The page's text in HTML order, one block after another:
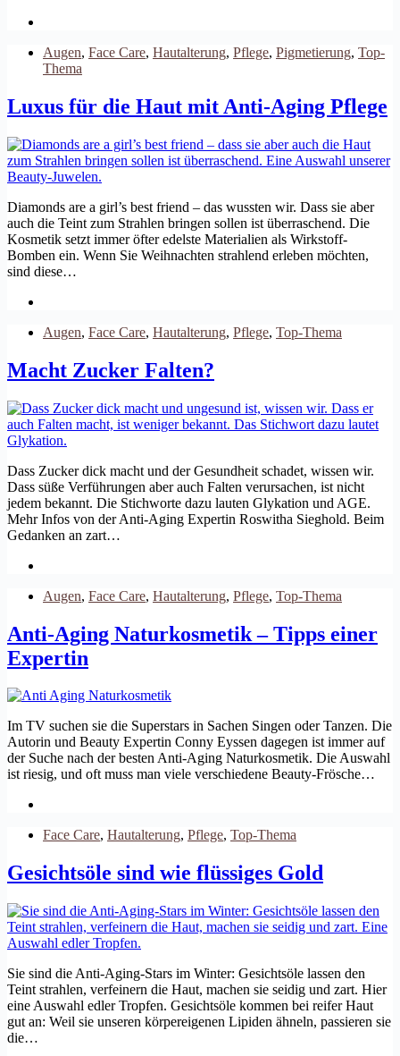
Augen, Face Care, Hautalterung, Pflege, Pigmetierung, Top-
Thema
Luxus für die Haut mit Anti-Aging Pflege
Diamonds are a girl’s best friend – das wussten wir. Dass sie aber
auch die Teint zum Strahlen bringen sollen ist überraschend. Die
Kosmetik setzt immer öfter edelste Materialien als Wirkstoff-
Bomben ein. Wenn Sie Weihnachten strahlend erleben möchten,
sind diese…
Augen, Face Care, Hautalterung, Pflege, Top-Thema
Macht Zucker Falten?
Dass Zucker dick macht und der Gesundheit schadet, wissen wir.
Dass süße Verführungen aber auch Falten verursachen, ist nicht
jedem bekannt. Die Stichworte dazu lauten Glykation und AGE.
Mehr Infos von der Anti-Aging Expertin Roswitha Sieghold. Beim
Gedanken an zart…
Augen, Face Care, Hautalterung, Pflege, Top-Thema
Anti-Aging Naturkosmetik – Tipps einer
Expertin
Im TV suchen sie die Superstars in Sachen Singen oder Tanzen. Die
Autorin und Beauty Expertin Conny Eyssen dagegen ist immer auf
der Suche nach der besten Anti-Aging Naturkosmetik. Die Auswahl
ist riesig, und oft muss man viele verschiedene Beauty-Frösche…
Face Care, Hautalterung, Pflege, Top-Thema
Gesichtsöle sind wie flüssiges Gold
Sie sind die Anti-Aging-Stars im Winter: Gesichtsöle lassen den
Teint strahlen, verfeinern die Haut, machen sie seidig und zart. Hier
eine Auswahl edler Tropfen. Gesichtsöle kommen bei reifer Haut
gut an: Weil sie unseren körpereigenen Lipiden ähneln, passieren sie
die…